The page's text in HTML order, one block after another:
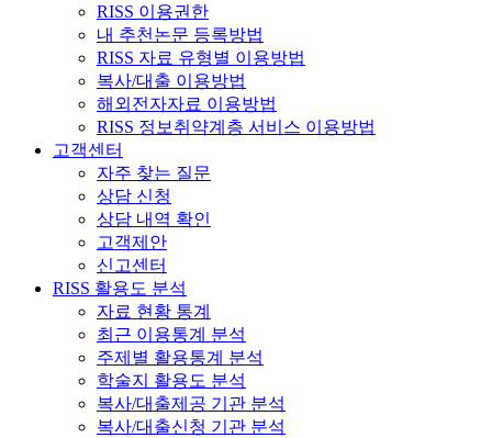
RISS 이용권한
내 추천논문 등록방법
RISS 자료 유형별 이용방법
복사/대출 이용방법
해외전자자료 이용방법
RISS 정보취약계층 서비스 이용방법
고객센터
자주 찾는 질문
상담 신청
상담 내역 확인
고객제안
신고센터
RISS 활용도 분석
자료 현황 통계
최근 이용통계 분석
주제별 활용통계 분석
학술지 활용도 분석
복사/대출제공 기관 분석
복사/대출신청 기관 분석